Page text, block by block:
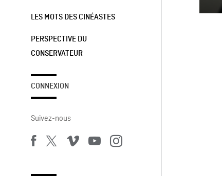
LES MOTS DES CINÉASTES
PERSPECTIVE DU
CONSERVATEUR
CONNEXION
Suivez-nous